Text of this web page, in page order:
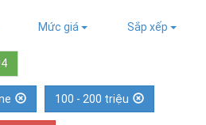
Mức giá Sắp xếp
100 - 200 triệu